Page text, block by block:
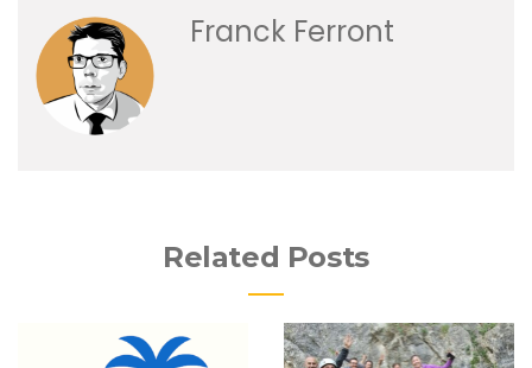
Franck Ferront
Related Posts